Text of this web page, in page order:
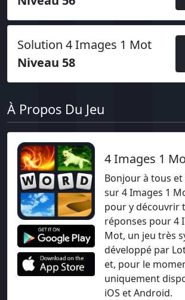
Solution 4 Images 1 Mot
Niveau 58
À Propos Du Jeu
4 Images 1
Bonjour à tous
sur 4 Images 1
pour y découvrir
réponses pour 4
Mot, un jeu très
développé par
et, pour le
uniquement
iOS et Android.